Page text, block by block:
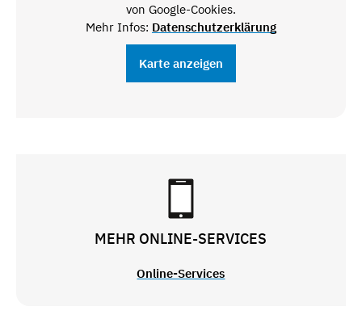
von Google-Cookies.
Mehr Infos: Datenschutzerklärung
Karte anzeigen
MEHR ONLINE-SERVICES
Online-Services